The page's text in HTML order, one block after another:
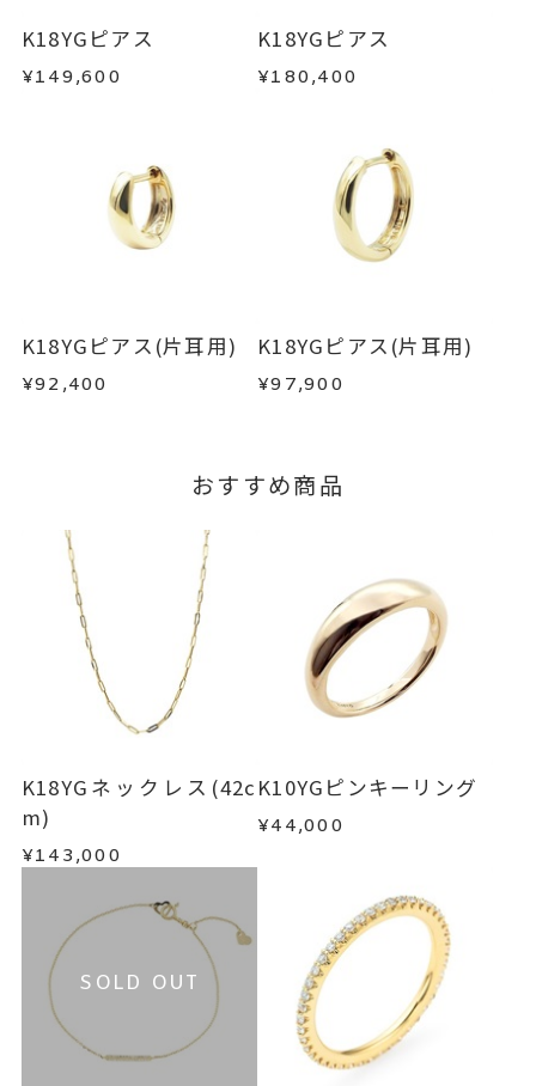
・在庫のご用意ができる場合： 約1週間～1ヶ月以
目安日数を頂戴し、一から製作いたします。
※お急ぎの方はご注文前にお問い合わせくださ
い。事前に現在の納期状況を確認いたします。
詳しくは こちら
・受注生産の商品
・お客さまのお手元で傷や汚れが発生した商品
・過度な交換・返品を繰り返している場合
商品の品質には万全を期しておりますが、万が一
お手数ですが商品到着後7日間以内に、お電話また
はお問い合わせフォームよりご連絡ください。
この場合の返送料は弊社にて負担いたしますの
K18YGピアス
¥149,600
K18YGピアス
¥180,400
K18YGピアス(片耳用)
¥92,400
K18YGピアス(片耳用)
¥97,900
おすすめ商品
K18YGネックレス(42c
m)
¥143,000
K10YGピンキーリング
¥44,000
SOLD OUT